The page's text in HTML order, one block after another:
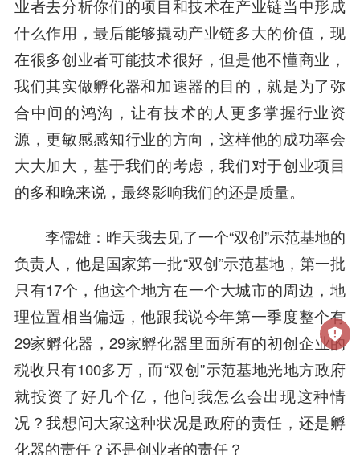
业者去分析你们的项目和技术在产业链当中形成
什么作用，最后能够撬动产业链多大的价值，现
在很多创业者可能技术很好，但是他不懂商业，
我们其实做孵化器和加速器的目的，就是为了弥
合中间的鸿沟，让有技术的人更多掌握行业资
源，更敏感感知行业的方向，这样他的成功率会
大大加大，基于我们的考虑，我们对于创业项目
的多和晚来说，最终影响我们的还是质量。
李儒雄 ：昨天我去见了一个“双创”示范基地的
负责人，他是国家第一批“双创”示范基地，第一批
只有17个，他这个地方在一个大城市的周边，地
理位置相当偏远，他跟我说今年第一季度整个有
29家孵化器，29家孵化器里面所有的初创企业的
税收只有100多万，而“双创”示范基地光地方政府
就投资了好几个亿，他问我怎么会出现这种情
况？我想问大家这种状况是政府的责任，还是孵
化器的责任？还是创业者的责任？